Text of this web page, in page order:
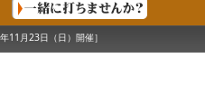
月23日（日）開催］